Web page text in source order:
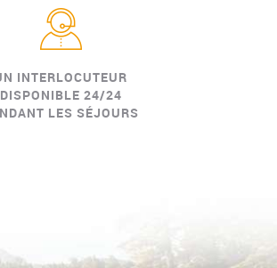
INTERLOCUTEUR
DISPONIBLE 24/24
LES SÉJOURS